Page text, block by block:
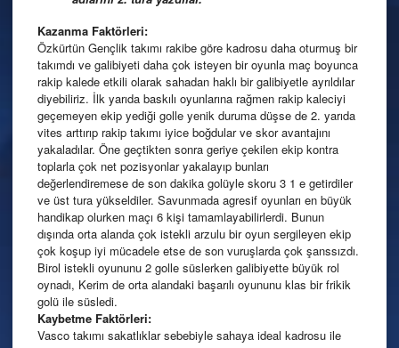
Kazanma Faktörleri:
Özkürtün Gençlik takımı rakibe göre kadrosu daha oturmuş bir
takımdı ve galibiyeti daha çok isteyen bir oyunla maç boyunca
rakip kalede etkili olarak sahadan haklı bir galibiyetle ayrıldılar
diyebiliriz. İlk yarıda baskılı oyunlarına rağmen rakip kaleciyi
geçemeyen ekip yediği golle yenik duruma düşse de 2. yarıda
vites arttırıp rakip takımı iyice boğdular ve skor avantajını
yakaladılar. Öne geçtikten sonra geriye çekilen ekip kontra
toplarla çok net pozisyonlar yakalayıp bunları
değerlendiremese de son dakika golüyle skoru 3 1 e getirdiler
ve üst tura yükseldiler. Savunmada agresif oyunları en büyük
handikap olurken maçı 6 kişi tamamlayabilirlerdi. Bunun
dışında orta alanda çok istekli arzulu bir oyun sergileyen ekip
çok koşup iyi mücadele etse de son vuruşlarda çok şanssızdı.
Birol istekli oyununu 2 golle süslerken galibiyette büyük rol
oynadı, Kerim de orta alandaki başarılı oyununu klas bir frikik
golü ile süsledi.
Kaybetme Faktörleri:
Vasco takımı sakatlıklar sebebiyle sahaya ideal kadrosu ile